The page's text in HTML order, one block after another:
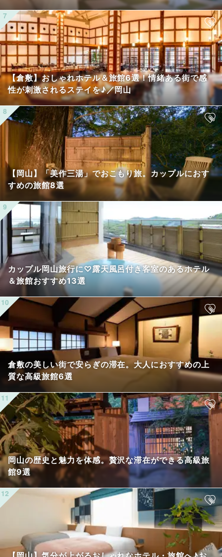
【倉敷】おしゃれホテル＆旅館6選！情緒ある街で感
性が刺激されるステイを♪／岡山
【岡山】「美作三湯」でおこもり旅。カップルにおす
すめの旅館8選
カップル岡山旅行に♡露天風呂付き客室のあるホテル
＆旅館おすすめ13選
倉敷の美しい街で安らぎの滞在。大人におすすめの上
質な高級旅館6選
岡山の歴史と魅力を体感。贅沢な滞在ができる高級旅
館9選